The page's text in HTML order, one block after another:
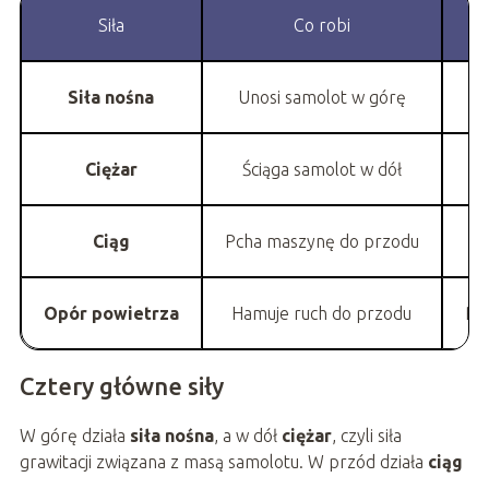
Siła Co robi
Siła nośna Unosi samolot w górę
Ciężar Ściąga samolot w dół
Ciąg Pcha maszynę do przodu
Opór powietrza Hamuje ruch do przodu
Cztery główne siły
W górę działa siła nośna, a w dół ciężar, czyli siła
grawitacji związana z masą samolotu. W przód działa ciąg